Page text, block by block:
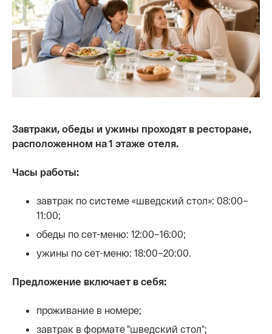
Завтраки, обеды и ужины проходят в ресторане,
расположенном на 1 этаже отеля.
Часы работы:
завтрак по системе «шведский стол»: 08:00–
11:00;
обеды по сет-меню: 12:00–16:00;
ужины по сет-меню: 18:00–20:00.
Предложение включает в себя:
проживание в номере;
завтрак в формате "шведский стол";